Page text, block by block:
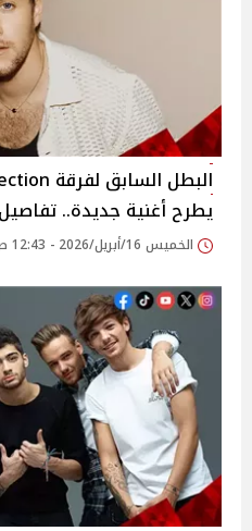
يطرح أغنية جديدة.. تفاصيل
الخميس 16/أبريل/2026 - 12:43 ص